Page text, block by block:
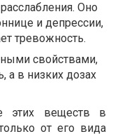
Оно
и депрессии,
тревожность.
свойствами,
а в низких дозах
этих веществ в
от его вида